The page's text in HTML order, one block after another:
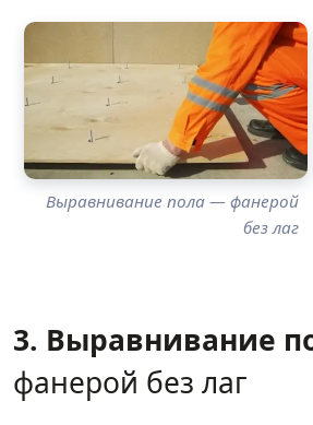
Выравнивание пола — фанерой
без лаг
3. Выравнивание
фанерой без лаг